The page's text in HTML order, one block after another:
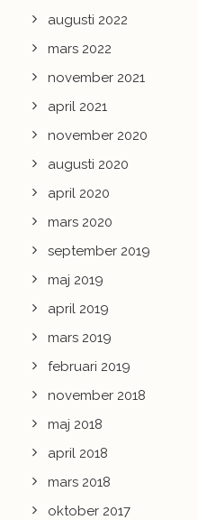
augusti 2022
mars 2022
november 2021
april 2021
november 2020
augusti 2020
april 2020
mars 2020
september 2019
maj 2019
april 2019
mars 2019
februari 2019
november 2018
maj 2018
april 2018
mars 2018
oktober 2017